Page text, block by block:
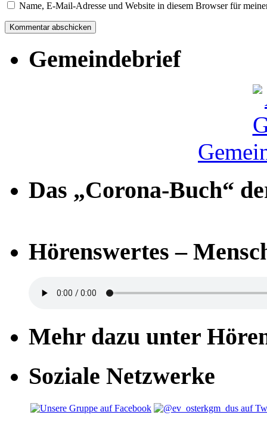
Name, E-Mail-Adresse und Website in diesem Browser für
Gemeindebrief
Das „Corona-Buch“
Hörenswertes –
Mehr dazu unter
Soziale Netzwerke